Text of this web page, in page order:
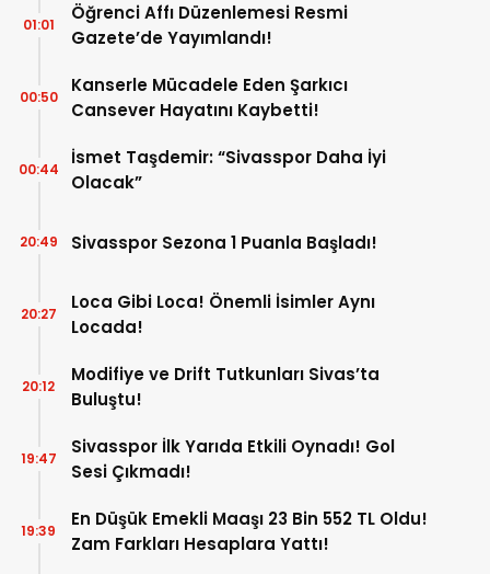
Öğrenci Affı Düzenlemesi Resmi
Gazete’de Yayımlandı!
01:01
Kanserle Mücadele Eden Şarkıcı
Cansever Hayatını Kaybetti!
00:50
İsmet Taşdemir: “Sivasspor Daha İyi
Olacak”
00:44
Sivasspor Sezona 1 Puanla Başladı!
20:49
Loca Gibi Loca! Önemli İsimler Aynı
Locada!
20:27
Modifiye ve Drift Tutkunları Sivas’ta
Buluştu!
20:12
Sivasspor İlk Yarıda Etkili Oynadı! Gol
Sesi Çıkmadı!
19:47
En Düşük Emekli Maaşı 23 Bin 552 TL Oldu!
Zam Farkları Hesaplara Yattı!
19:39